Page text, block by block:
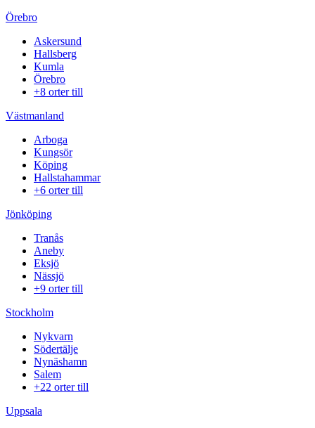
Örebro
Askersund
Hallsberg
Kumla
Örebro
+8 orter till
Västmanland
Arboga
Kungsör
Köping
Hallstahammar
+6 orter till
Jönköping
Tranås
Aneby
Eksjö
Nässjö
+9 orter till
Stockholm
Nykvarn
Södertälje
Nynäshamn
Salem
+22 orter till
Uppsala